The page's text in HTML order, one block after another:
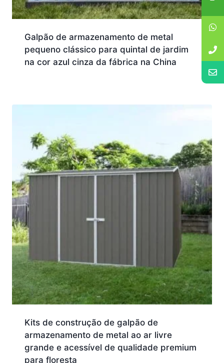
Galpão de armazenamento de metal
pequeno clássico para quintal de jardim
na cor azul cinza da fábrica na China
Kits de construção de galpão de
armazenamento de metal ao ar livre
grande e acessível de qualidade premium
para floresta